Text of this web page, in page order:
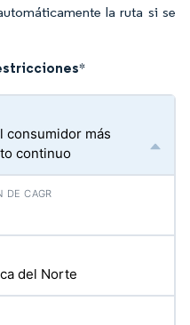
la ruta si se
*
consumidor más
continuo
del Norte